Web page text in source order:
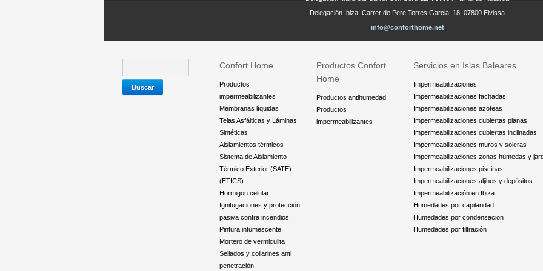
Delegación Ibiza: Carrer de Pere Torres Garcia, 18. 07800 Eivissa
info@conforthome.net
Confort Home
Productos
impermeabilizantes
Membranas líquidas
Telas Asfálticas y Láminas
Sintéticas
Aislamientos térmicos
Sistema de Aislamiento
Térmico Exterior (SATE)
(ETICS)
Hormigon celular
Ignifugaciones y protección
pasiva contra incendios
Pintura intumescente
Mortero de vermiculita
Sellados y collarines anti
penetración
Productos Confort
Home
Productos antihumedad
Productos
impermeabilizantes
Servicios en Islas Baleares
Impermeabilizaciones
Impermeabilizaciones fachadas
Impermeabilizaciones azoteas
Impermeabilizaciones cubiertas planas
Impermeabilizaciones cubiertas inclinadas
Impermeabilizaciones muros y soleras
Impermeabilizaciones zonas húmedas y
Impermeabilizaciones piscinas
Impermeabilizaciones aljibes y depósitos
Impermeabilización en Ibiza
Humedades por capilaridad
Humedades por condensacion
Humedades por filtración